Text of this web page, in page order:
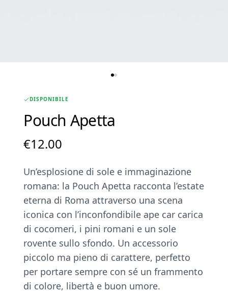
DISPONIBILE
Pouch Apetta
€12.00
Un’esplosione di sole e immaginazione
romana: la Pouch Apetta racconta l’estate
eterna di Roma attraverso una scena
iconica con l’inconfondibile ape car carica
di cocomeri, i pini romani e un sole
rovente sullo sfondo. Un accessorio
piccolo ma pieno di carattere, perfetto
per portare sempre con sé un frammento
di colore, libertà e buon umore.